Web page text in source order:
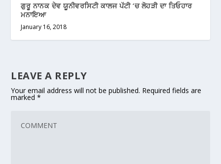
ਗੁਰੂ ਨਾਨਕ ਦੇਵ ਯੂਨੀਵਰਸਿਟੀ ਕਾਲਜ ਪੱਟੀ ‘ਚ ਲੋਹੜੀ ਦਾ ਤਿਓਹਾਰ
ਮਨਾਇਆ
January 16, 2018
LEAVE A REPLY
Your email address will not be published. Required fields are
marked*